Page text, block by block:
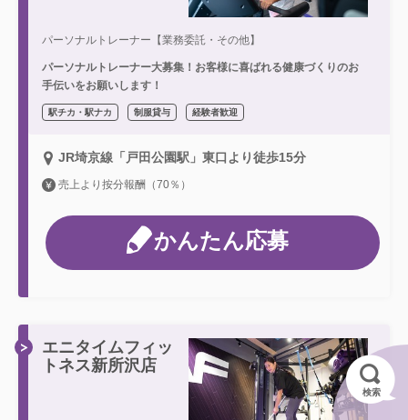
パーソナルトレーナー【業務委託・その他】
パーソナルトレーナー大募集！お客様に喜ばれる健康づくりのお
手伝いをお願いします！
駅チカ・駅ナカ 制服貸与 経験者歓迎
JR埼京線「戸田公園駅」東口より徒歩15分
売上より按分報酬（70％）
かんたん応募
エニタイムフィッ
トネス新所沢店
検索